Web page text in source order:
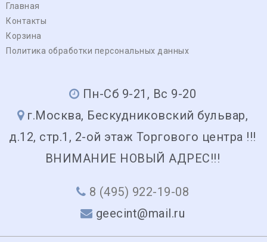
Главная
Контакты
Корзина
Политика обработки персональных данных
Пн-Сб 9-21, Вс 9-20
г.Москва, Бескудниковский бульвар,
д.12, стр.1, 2-ой этаж Торгового центра !!!
ВНИМАНИЕ НОВЫЙ АДРЕС!!!
8 (495) 922-19-08
geecint@mail.ru